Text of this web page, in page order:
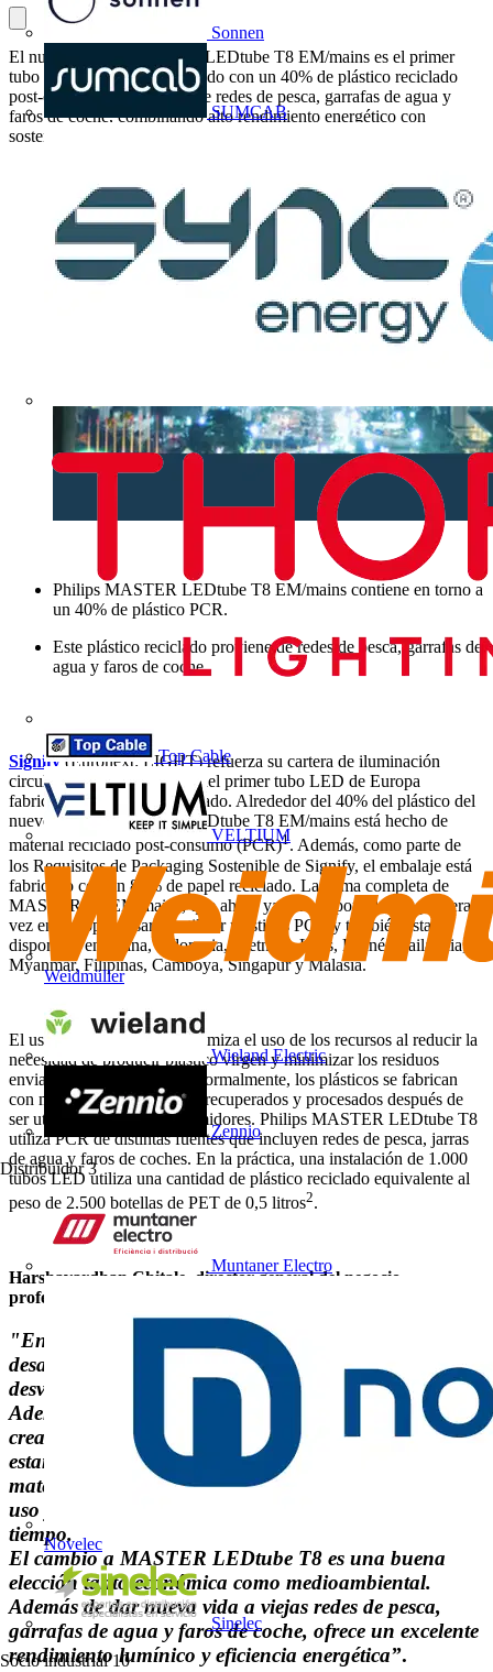
Sonnen
SUMCAB
Top Cable
VELTIUM
Weidmüller
Wieland Electric
Zennio
Distribuidor 3
Muntaner Electro
Novelec
Sinelec
Socio industrial 10
El nuevo Philips MASTER LEDtube T8 EM/mains es el primer
tubo LED de Europa fabricado con un 40% de plástico reciclado
post-consumo, procedente de redes de pesca, garrafas de agua y
faros de coche, combinando alto rendimiento energético con
sostenibilidad real en cada instalación.
Philips MASTER LEDtube T8 EM/mains contiene en torno a
un 40% de plástico PCR.
Este plástico reciclado proviene de redes de pesca, garrafas de
agua y faros de coche.
Signify(Euronext: LIGHT) refuerza su cartera de iluminación
circular con el lanzamiento del primer tubo LED de Europa
fabricado con plástico reciclado. Alrededor del 40% del plástico del
nuevo Philips MASTER LEDtube T8 EM/mains está hecho de
material reciclado post-consumo (PCR)1. Además, como parte de
los Requisitos de Packaging Sostenible de Signify, el embalaje está
fabricado con un 80% de papel reciclado. La gama completa de
MASTER T8 EM/mains, que ahora ya está disponible por primera
vez en Europa, pasará a utilizar plásticos PCR y también estará
disponible en China, Indonesia, Vietnam, Laos, Brunéi, Tailandia,
Myanmar, Filipinas, Camboya, Singapur y Malasia.
El uso de plásticos PCR optimiza el uso de los recursos al reducir la
necesidad de producir plástico virgen y minimizar los residuos
enviados a los vertederos. Normalmente, los plásticos se fabrican
con materiales que han sido recuperados y procesados después de
ser utilizados por los consumidores. Philips MASTER LEDtube T8
utiliza PCR de distintas fuentes que incluyen redes de pesca, jarras
de agua y faros de coches. En la práctica, una instalación de 1.000
tubos LED utiliza una cantidad de plástico reciclado equivalente al
peso de 2.500 botellas de PET de 0,5 litros2.
Harshavardhan Chitale, director general del negocio
profesional de Signify, afirma:
"En Signify, situamos la circularidad en el centro del
desarrollo de nuestros productos, con la ambición de
desvincular el crecimiento del consumo de recursos.
Además de buscar la eficiencia energética y la
creación de productos eficientes con mayor vida útil,
estamos comprometidos con el uso de menos
materiales – optimizaciones en eficiencia, facilidad de
uso y reducción del coste total de propiedad en el
tiempo.
El cambio a MASTER LEDtube T8 es una buena
elección tanto económica como medioambiental.
Además de dar nueva vida a viejas redes de pesca,
garrafas de agua y faros de coche, ofrece un excelente
rendimiento lumínico y eficiencia energética”.